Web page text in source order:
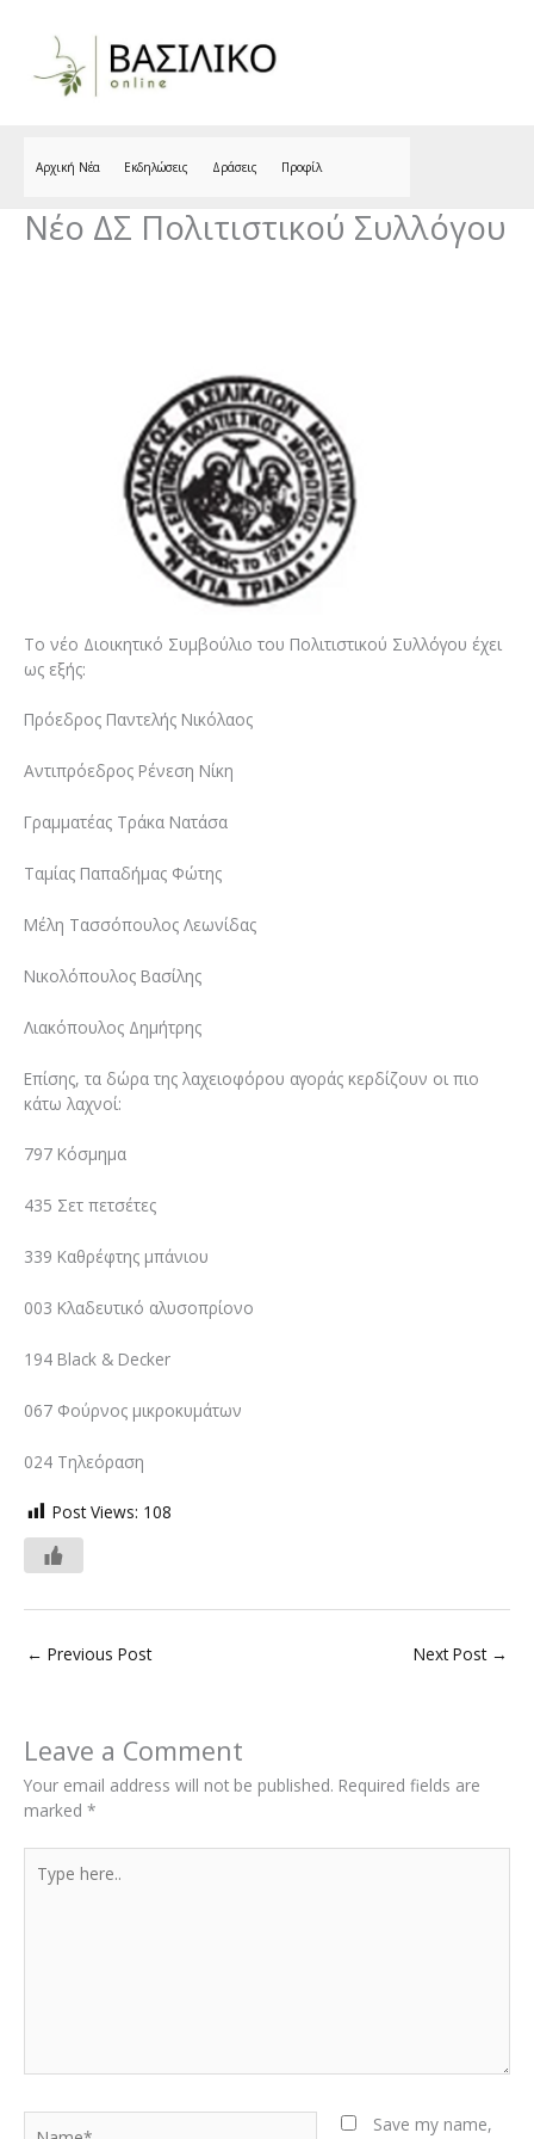
Αρχική Νέα Εκδηλώσεις Δράσεις Προφίλ
Νέο ΔΣ Πολιτιστικού Συλλόγου
Το νέο Διοικητικό Συμβούλιο του Πολιτιστικού Συλλόγου έχει
ως εξής:
Πρόεδρος Παντελής Νικόλαος
Αντιπρόεδρος Ρένεση Νίκη
Γραμματέας Τράκα Νατάσα
Ταμίας Παπαδήμας Φώτης
Μέλη Τασσόπουλος Λεωνίδας
Νικολόπουλος Βασίλης
Λιακόπουλος Δημήτρης
Επίσης, τα δώρα της λαχειοφόρου αγοράς κερδίζουν οι πιο
κάτω λαχνοί:
797 Κόσμημα
435 Σετ πετσέτες
339 Καθρέφτης μπάνιου
003 Κλαδευτικό αλυσοπρίονο
194 Black & Decker
067 Φούρνος μικροκυμάτων
024 Τηλεόραση
Post Views: 108
← Previous Post Next Post →
Leave a Comment
Your email address will not be published. Required fields are
marked *
here..
Save my name,